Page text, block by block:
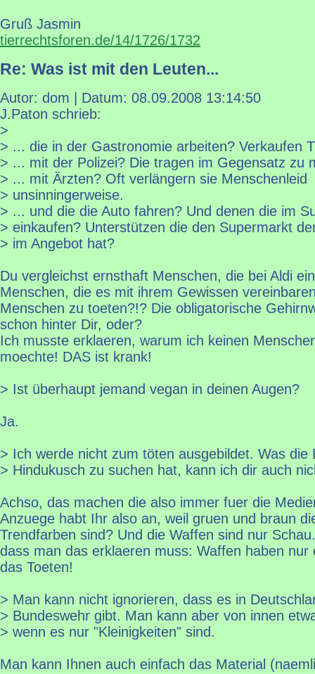
Gruß Jasmin
tierrechtsforen.de/14/1726/1732
Re: Was ist mit den Leuten...
Autor: dom | Datum: 08.09.2008 13:14:50
J.Paton schrieb:
>
> ... die in der Gastronomie arbeiten? Verkaufen
> ... mit der Polizei? Die tragen im Gegensatz zu
> ... mit Ärzten? Oft verlängern sie Menschenleid
> unsinningerweise.
> ... und die die Auto fahren? Und denen die im
> einkaufen? Unterstützen die den Supermarkt
> im Angebot hat?
Du vergleichst ernsthaft Menschen, die bei Aldi
Menschen, die es mit ihrem Gewissen
Menschen zu toeten?!? Die obligatorische
schon hinter Dir, oder?
Ich musste erklaeren, warum ich keinen
moechte! DAS ist krank!
> Ist überhaupt jemand vegan in deinen Augen?
Ja.
> Ich werde nicht zum töten ausgebildet. Was die
> Hindukusch zu suchen hat, kann ich dir auch
Achso, das machen die also immer fuer die
Anzuege habt Ihr also an, weil gruen und braun
Trendfarben sind? Und die Waffen sind nur
dass man das erklaeren muss: Waffen haben nur
das Toeten!
> Man kann nicht ignorieren, dass es in
> Bundeswehr gibt. Man kann aber von innen
> wenn es nur "Kleinigkeiten" sind.
Man kann Ihnen auch einfach das Material